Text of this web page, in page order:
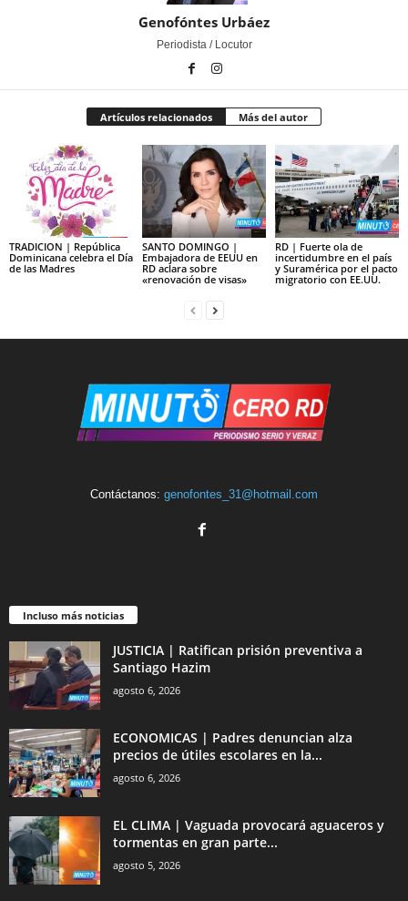
Genofóntes Urbáez
Periodista / Locutor
Artículos relacionados Más del autor
TRADICION | República
Dominicana celebra el Día
de las Madres
SANTO DOMINGO |
Embajadora de EEUU en
RD aclara sobre
«renovación de visas»
RD | Fuerte ola de
incertidumbre en el país
y Suramérica por el pacto
migratorio con EE.UU.
Contáctanos: genofontes_31@hotmail.com
Incluso más noticias
JUSTICIA | Ratifican prisión preventiva a
Santiago Hazim
agosto 6, 2026
ECONOMICAS | Padres denuncian alza
precios de útiles escolares en la...
agosto 6, 2026
EL CLIMA | Vaguada provocará aguaceros y
tormentas en gran parte...
agosto 5, 2026